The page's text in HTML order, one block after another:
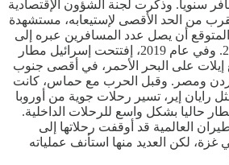
مليون مسافر سنويا. وذكرت لجنة الشؤون الإقتصادية
من الحد الأقصى لإستيعابه، مستشهدة
المتوقع أن يصل عدد المسافرين عبره إلى
80 مليونا بحلول عام 2050. وفي عام 2019، إفتتحت إسرائيل مطار
على البحر الأحمر، في أقصى جنوب
ومصر. وقبل الحرب مع حماس، كانت
رايان إير، تسير رحلات جوية من أوروبا
حاليا بشكل واسع للرحلات الداخلية.
العالمية قد أوقفت رحلاتها إلى
لكن العديد منها استأنف عملياته